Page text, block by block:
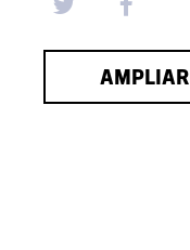
AMPLIAR